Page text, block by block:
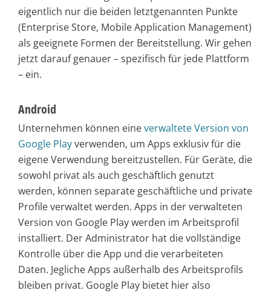
eigentlich nur die beiden letztgenannten Punkte
(Enterprise Store, Mobile Application Management)
als geeignete Formen der Bereitstellung. Wir gehen
jetzt darauf genauer – spezifisch für jede Plattform
– ein.
Android
Unternehmen können eineverwaltete Version von
Google Playverwenden, um Apps exklusiv für die
eigene Verwendung bereitzustellen. Für Geräte, die
sowohl privat als auch geschäftlich genutzt
werden, können separate geschäftliche und private
Profile verwaltet werden. Apps in der verwalteten
Version von Google Play werden im Arbeitsprofil
installiert. Der Administrator hat die vollständige
Kontrolle über die App und die verarbeiteten
Daten. Jegliche Apps außerhalb des Arbeitsprofils
bleiben privat. Google Play bietet hier also